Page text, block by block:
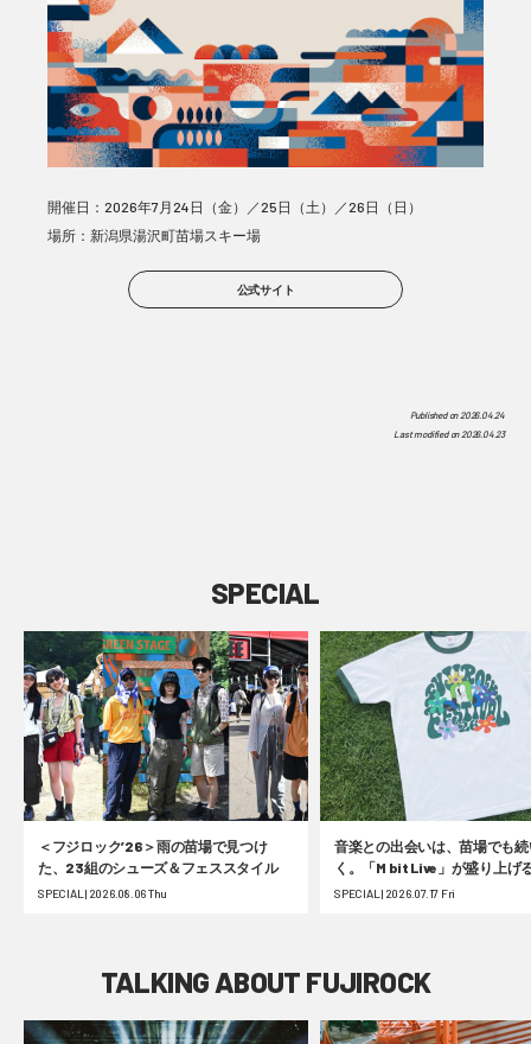
開催日：2026年7月24日（金）／25日（土）／26日（日）
場所：新潟県湯沢町苗場スキー場
公式サイト
Published on 2026.04.24
Last modified on 2026.04.23
SPECIAL
＜フジロック’26＞雨の苗場で見つけ
た、23組のシューズ＆フェススタイル
SPECIAL | 2026.08.06 Thu
音楽との出会いは、苗場でも
く。「M bit Live」が盛り上げ
ク’26！ #fujirock
SPECIAL | 2026.07.17 Fri
TALKING ABOUT FUJIROCK